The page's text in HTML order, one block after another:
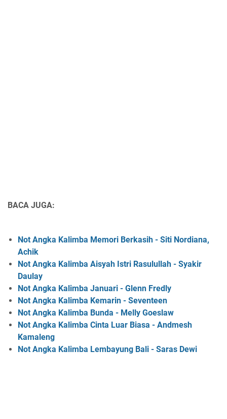
BACA JUGA:
Not Angka Kalimba Memori Berkasih - Siti Nordiana,
Achik
Not Angka Kalimba Aisyah Istri Rasulullah - Syakir
Daulay
Not Angka Kalimba Januari - Glenn Fredly
Not Angka Kalimba Kemarin - Seventeen
Not Angka Kalimba Bunda - Melly Goeslaw
Not Angka Kalimba Cinta Luar Biasa - Andmesh
Kamaleng
Not Angka Kalimba Lembayung Bali - Saras Dewi